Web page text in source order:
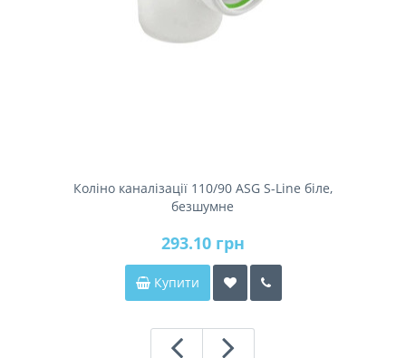
Коліно каналізації 110/90 ASG S-Line біле,
безшумне
293.10 грн
Купити